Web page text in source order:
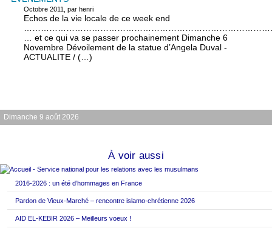
Octobre 2011, par henri
Echos de la vie locale de ce week end
… et ce qui va se passer prochainement Dimanche 6
Novembre Dévoilement de la statue d’Angela Duval -
ACTUALITE / (…)
Dimanche 9 août 2026
À voir aussi
2016-2026 : un été d’hommages en France
Pardon de Vieux-Marché – rencontre islamo-chrétienne 2026
AID EL-KEBIR 2026 – Meilleurs voeux !